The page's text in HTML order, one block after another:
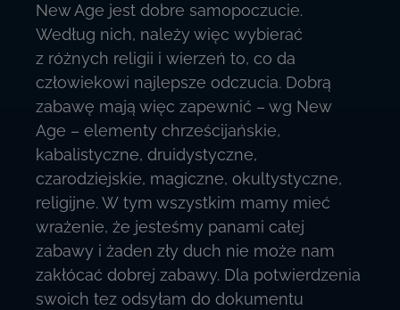
New Age jest dobre samopoczucie.
Według nich, należy więc wybierać
z różnych religii i wierzeń to, co da
człowiekowi najlepsze odczucia. Dobrą
zabawę mają więc zapewnić – wg New
Age – elementy chrześcijańskie,
kabalistyczne, druidystyczne,
czarodziejskie, magiczne, okultystyczne,
religijne. W tym wszystkim mamy mieć
wrażenie, że jesteśmy panami całej
zabawy i żaden zły duch nie może nam
zakłócać dobrej zabawy. Dla potwierdzenia
swoich tez odsyłam do dokumentu